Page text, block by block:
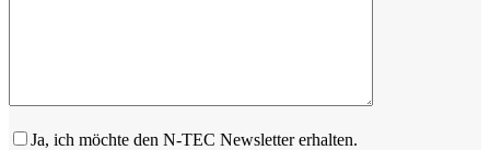
Ja, ich möchte den N-TEC Newsletter erhalten.